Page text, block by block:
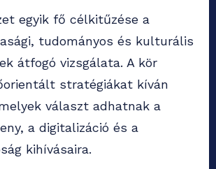
egyik fő célkitűzése a
tudományos és kulturális
átfogó vizsgálata. A kör
stratégiákat kíván
választ adhatnak a
a digitalizáció és a
kihívásaira.